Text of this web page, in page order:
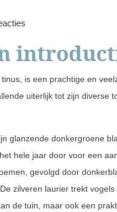
is een prachtige en
uiterlijk tot zijn diverse
glanzende donkergroene
hele jaar door voor een
gevolgd door
zilveren laurier trekt
de tuin, maar ook een